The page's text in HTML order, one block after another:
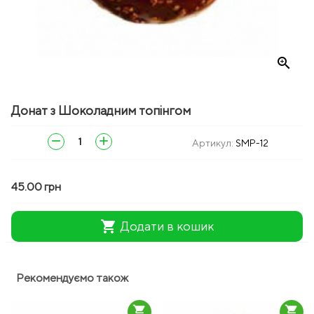
zoom_in
Донат з Шоколадним топінгом
remove add Артикул: SMP-12
45.00 грн
shopping_cart Додати в кошик
Рекомендуємо також
shopping_cart shopping_cart